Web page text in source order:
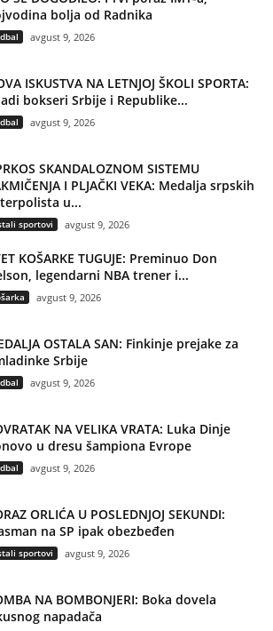
bolja od Radnika
avgust 9, 2026
ISKUSTVA NA LETNJOJ ŠKOLI SPORTA:
bokseri Srbije i Republike...
avgust 9, 2026
SKANDALOZNOM SISTEMU
I PLJAČKI VEKA: Medalja srpskih
u...
sportovi avgust 9, 2026
KOŠARKE TUGUJE: Preminuo Don
legendarni NBA trener i...
avgust 9, 2026
OSTALA SAN: Finkinje prejake za
Srbije
avgust 9, 2026
NA VELIKA VRATA: Luka Dinje
u dresu šampiona Evrope
avgust 9, 2026
ORLIĆA U POSLEDNJOJ SEKUNDI:
na SP ipak obezbeđen
sportovi avgust 9, 2026
NA BOMBONJERI: Boka dovela
napadača